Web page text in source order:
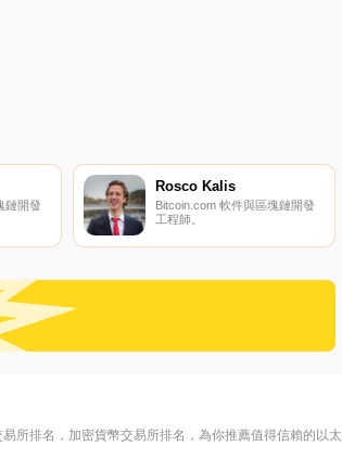
鏈開發
Rosco Kalis
Bitcoin.com 軟件與區塊鏈開發
工程師。
所排名，加密貨幣交易所排名，為你推薦值得信賴的以太